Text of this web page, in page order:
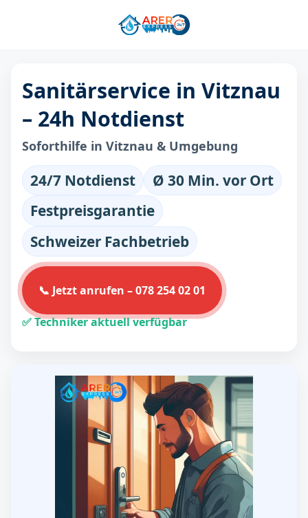
Sanitärservice in Vitznau
– 24h Notdienst
Soforthilfe in Vitznau & Umgebung
24/7 Notdienst
Ø 30 Min. vor Ort
Festpreisgarantie
Schweizer Fachbetrieb
📞 Jetzt anrufen – 078 254 02 01
✅ Techniker aktuell verfügbar